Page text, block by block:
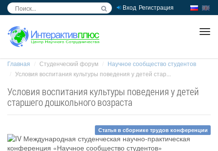
Вход Регистрация
Главная Студенческий форум
Научное сообщество студентов
Условия воспитания культуры поведения у детей стар...
Условия воспитания культуры поведения у детей
старшего дошкольного возраста
Статья в сборнике трудов конференции